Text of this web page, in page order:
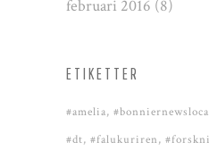
februari 2016 (8)
ETIKETTER
#amelia
#dt #falukuriren